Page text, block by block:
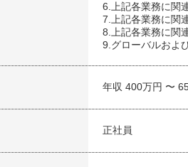
6.上記各業務に関
7.上記各業務に関
8.上記各業務に関
9.グローバルおよ
年収 400万円 〜
正社員